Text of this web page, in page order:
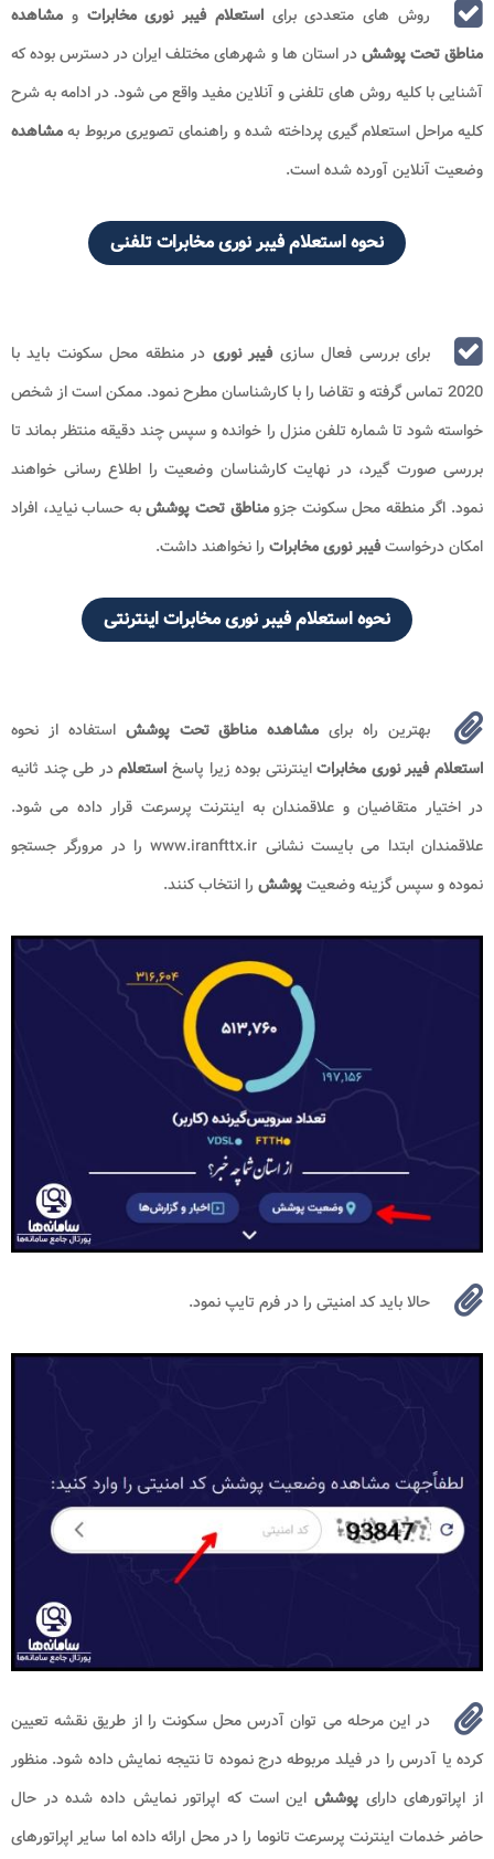
روش های متعددی برایاستعلام فیبر نوری مخابرات و مشاهده
مناطق تحت پوششدر استان ها و شهرهای مختلف ایران در دسترس بوده که
آشنایی با کلیه روش های تلفنی و آنلاین مفید واقع می شود. در ادامه به شرح
کلیه مراحل استعلام گیری پرداخته شده و راهنمای تصویری مربوط بهمشاهده
وضعیت آنلاین آورده شده است.
نحوه استعلام فیبر نوری مخابرات تلفنی
برای بررسی فعال سازیفیبر نوری در منطقه محل سکونت باید با
2020 تماس گرفته و تقاضا را با کارشناسان مطرح نمود. ممکن است از شخص
خواسته شود تا شماره تلفن منزل را خوانده و سپس چند دقیقه منتظر بماند تا
بررسی صورت گیرد، در نهایت کارشناسان وضعیت را اطلاع رسانی خواهند
نمود. اگر منطقه محل سکونت جزومناطق تحت پوششبه حساب نیاید، افراد
امکان درخواستفیبر نوری مخابرات را نخواهند داشت.
نحوه استعلام فیبر نوری مخابرات اینترنتی
بهترین راه برای مشاهده مناطق تحت پوشش استفاده از نحوه
استعلام فیبر نوری مخابراتاینترنتی بوده زیرا پاسخ استعلامدر طی چند ثانیه
در اختیار متقاضیان و علاقمندان به اینترنت پرسرعت قرار داده می شود.
علاقمندان ابتدا می بایست نشانی www.iranfttx.ir را در مرورگر جستجو
نموده و سپس گزینه وضعیتپوشش را انتخاب کنند.
حالا باید کد امنیتی را در فرم تایپ نمود.
در این مرحله می توان آدرس محل سکونت را از طریق نقشه تعیین
کرده یا آدرس را در فیلد مربوطه درج نموده تا نتیجه نمایش داده شود. منظور
از اپراتورهای دارای پوشش این است که اپراتور نمایش داده شده در حال
حاضر خدمات اینترنت پرسرعت تانوما را در محل ارائه داده اما سایر اپراتورهای